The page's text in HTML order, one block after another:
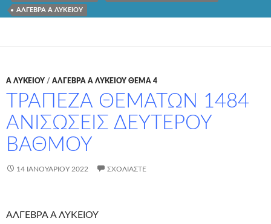
ΑΛΓΕΒΡΑ Α ΛΥΚΕΙΟΥ
Α ΛΥΚΕΊΟΥ / ΑΛΓΕΒΡΑ Α ΛΥΚΕΙΟΥ ΘΕΜΑ 4
ΤΡΑΠΕΖΑ ΘΕΜΑΤΩΝ 1484
ΑΝΙΣΩΣΕΙΣ ΔΕΥΤΕΡΟΥ
ΒΑΘΜΟΥ
14 ΙΑΝΟΥΑΡΊΟΥ 2022 ΣΧΟΛΙΆΣΤΕ
ΑΛΓΕΒΡΑ Α ΛΥΚΕΙΟΥ